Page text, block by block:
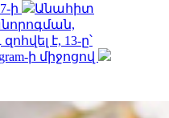
ի
Անահիտ
է, 13-ը՝
ի միջոցով